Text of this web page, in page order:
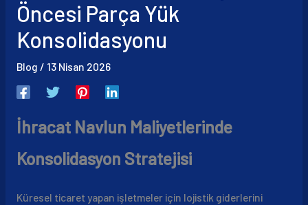
Öncesi Parça Yük
Konsolidasyonu
Blog / 13 Nisan 2026
İhracat Navlun Maliyetlerinde
Konsolidasyon Stratejisi
Küresel ticaret yapan işletmeler için lojistik giderlerini